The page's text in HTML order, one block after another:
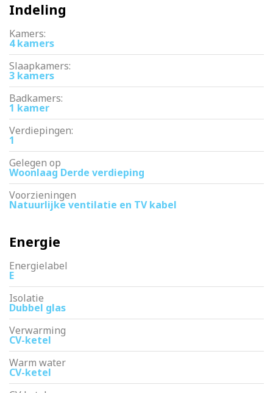
Indeling
Kamers:
4 kamers
Slaapkamers:
3 kamers
Badkamers:
1 kamer
Verdiepingen:
1
Gelegen op
Woonlaag Derde verdieping
Voorzieningen
Natuurlijke ventilatie en TV kabel
Energie
Energielabel
E
Isolatie
Dubbel glas
Verwarming
CV-ketel
Warm water
CV-ketel